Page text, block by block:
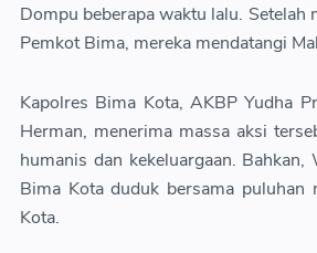
Dompu beberapa waktu lalu.
Pemkot Bima, mereka mendatangi
Kapolres Bima Kota, AKBP Yudha
Herman, menerima massa aksi
humanis dan kekeluargaan.
Bima Kota duduk bersama
Kota.